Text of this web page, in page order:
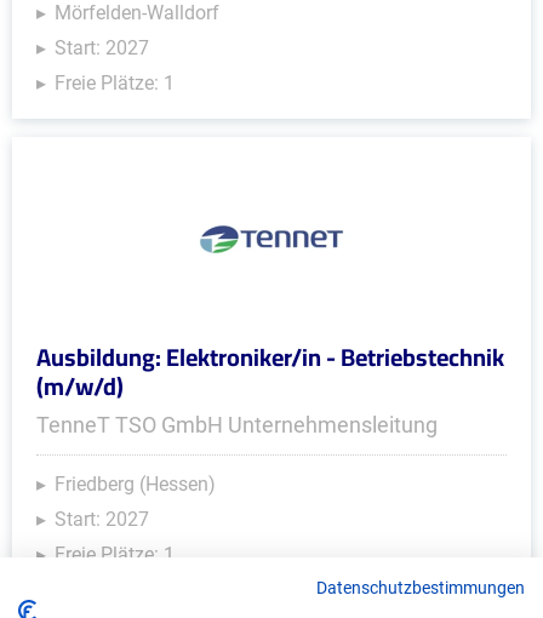
Mörfelden-Walldorf
Start: 2027
Freie Plätze: 1
Ausbildung: Elektroniker/in - Betriebstechnik
(m/w/d)
TenneT TSO GmbH Unternehmensleitung
Friedberg (Hessen)
Start: 2027
Freie Plätze: 1
Datenschutzbestimmungen